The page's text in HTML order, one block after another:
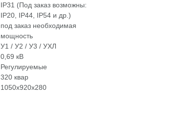
IP31 (Под заказ возможны:
IP20, IP44, IP54 и др.)
под заказ необходимая
мощность
У1 / У2 / У3 / УХЛ
0,69 кВ
Регулируемые
320 квар
1050х920х280